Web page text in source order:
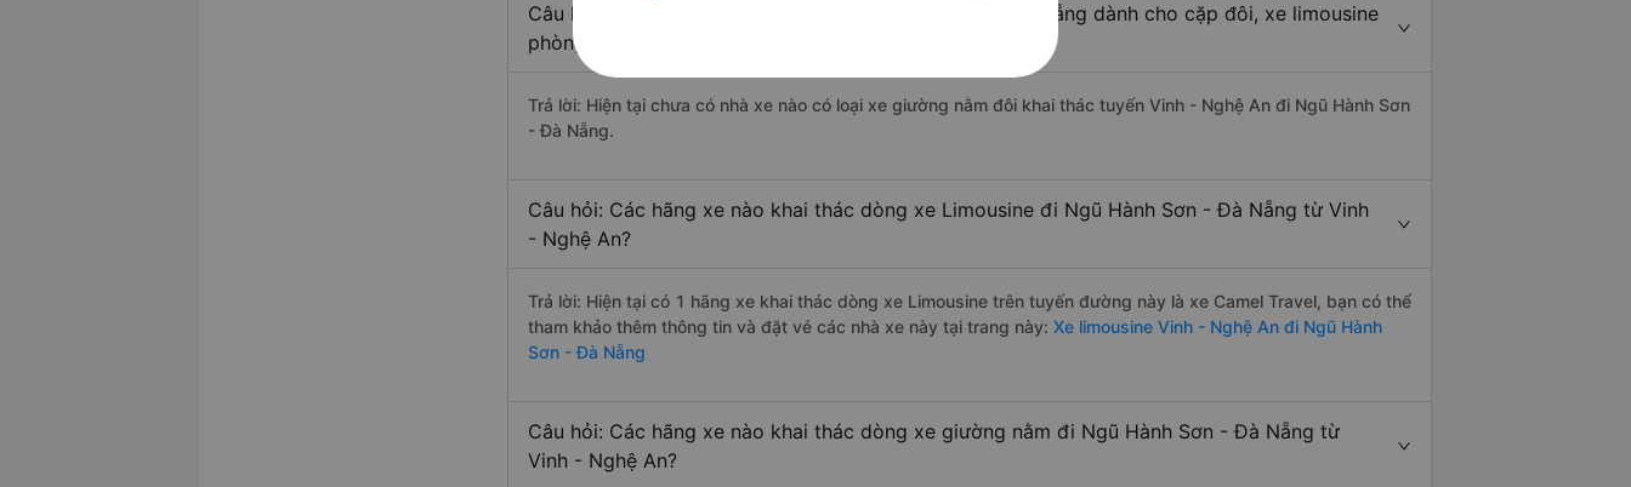
Câu hỏi: Có loại xe Vinh - Nghệ An Ngũ Hành Sơn - Đà Nẵng dành cho cặp đôi, xe limousine
phòng đôi không?
Trả lời: Hiện tại chưa có nhà xe nào có loại xe giường nằm đôi khai thác tuyến Vinh - Nghệ An đi Ngũ Hành Sơn
- Đà Nẵng.
Câu hỏi: Các hãng xe nào khai thác dòng xe Limousine đi Ngũ Hành Sơn - Đà Nẵng từ Vinh
- Nghệ An?
Trả lời: Hiện tại có 1 hãng xe khai thác dòng xe Limousine trên tuyến đường này là xe Camel Travel, bạn có thể
tham khảo thêm thông tin và đặt vé các nhà xe này tại trang này: Xe limousine Vinh - Nghệ An đi Ngũ Hành
Sơn - Đà Nẵng
Câu hỏi: Các hãng xe nào khai thác dòng xe giường nằm đi Ngũ Hành Sơn - Đà Nẵng từ
Vinh - Nghệ An?